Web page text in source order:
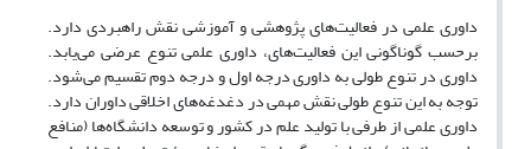
داوری علمی در فعالیت‌های پژوهشی و آموزشی نقش راهبردی دارد.
برحسب گوناگونی این فعالیت‌های، داوری علمی تنوع عرضی می‌یابد.
داوری در تنوع طولی به داوری درجه اول و درجه دوم تقسیم می‌شود.
توجه به این تنوع طولی نقش مهمی در دغدغه‌های اخلاقی داوران دارد.
داوری علمی از طرفی با تولید علم در کشور و توسعه دانشگاه‌ها (منافع